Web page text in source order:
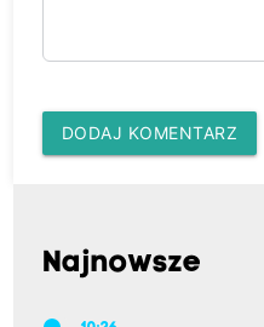
DODAJ KOMENTARZ
Najnowsze